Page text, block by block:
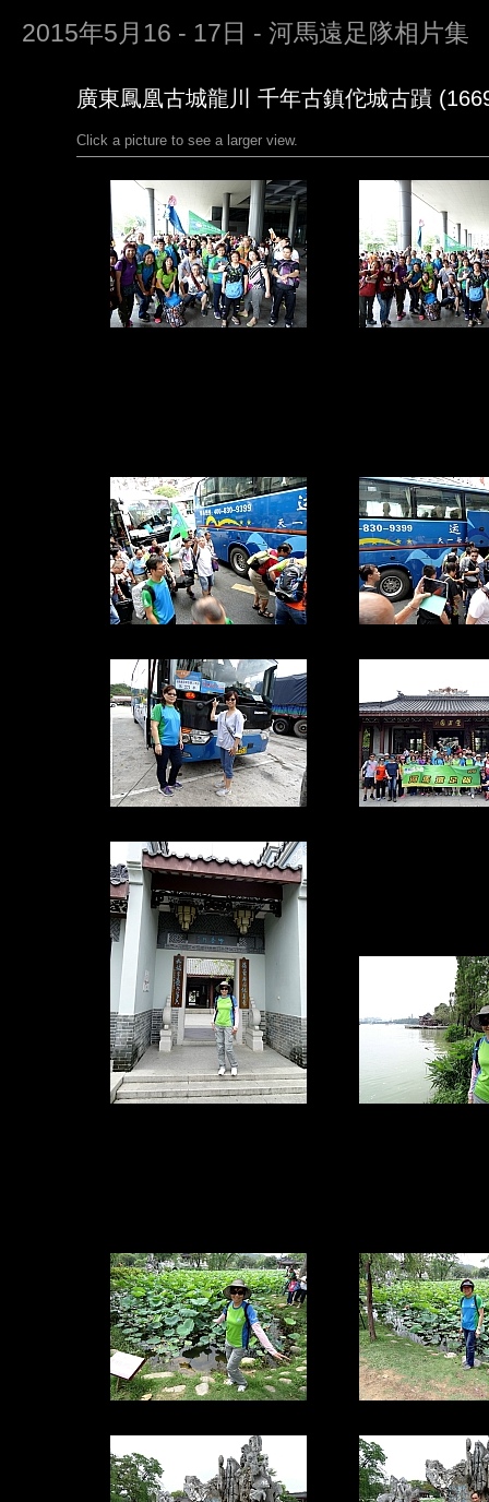
2015年5月16 - 17日 - 河馬遠足隊相片集
廣東鳳凰古城龍川 千年古鎮佗城古蹟
Click a picture to see a larger view.